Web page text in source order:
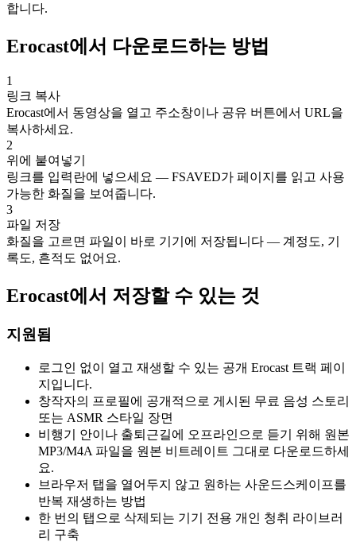
합니다.
Erocast에서 다운로드하는 방법
1
링크 복사
Erocast에서 동영상을 열고 주소창이나 공유 버튼에서 URL을
복사하세요.
2
위에 붙여넣기
링크를 입력란에 넣으세요 — FSAVED가 페이지를 읽고 사용
가능한 화질을 보여줍니다.
3
파일 저장
화질을 고르면 파일이 바로 기기에 저장됩니다 — 계정도, 기
록도, 흔적도 없어요.
Erocast에서 저장할 수 있는 것
지원됨
로그인 없이 열고 재생할 수 있는 공개 Erocast 트랙 페이
지입니다.
창작자의 프로필에 공개적으로 게시된 무료 음성 스토리
또는 ASMR 스타일 장면
비행기 안이나 출퇴근길에 오프라인으로 듣기 위해 원본
MP3/M4A 파일을 원본 비트레이트 그대로 다운로드하세
요.
브라우저 탭을 열어두지 않고 원하는 사운드스케이프를
반복 재생하는 방법
한 번의 탭으로 삭제되는 기기 전용 개인 청취 라이브러
리 구축